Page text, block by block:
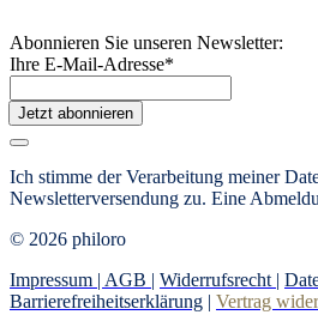
Abonnieren Sie unseren Newsletter:
Ihre E-Mail-Adresse*
Jetzt abonnieren
Ich stimme der Verarbeitung meiner
Newsletterversendung zu. Eine
© 2026 philoro
Impressum | AGB | Widerrufsrecht |
Barrierefreiheitserklärung | Vertrag